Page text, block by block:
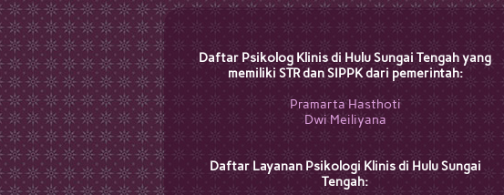
Daftar Psikolog Klinis di Hulu Sungai Tengah yang
memiliki STR dan SIPPK dari pemerintah:
Pramarta Hasthoti
Dwi Meiliyana
Daftar Layanan Psikologi Klinis di Hulu Sungai
Tengah: